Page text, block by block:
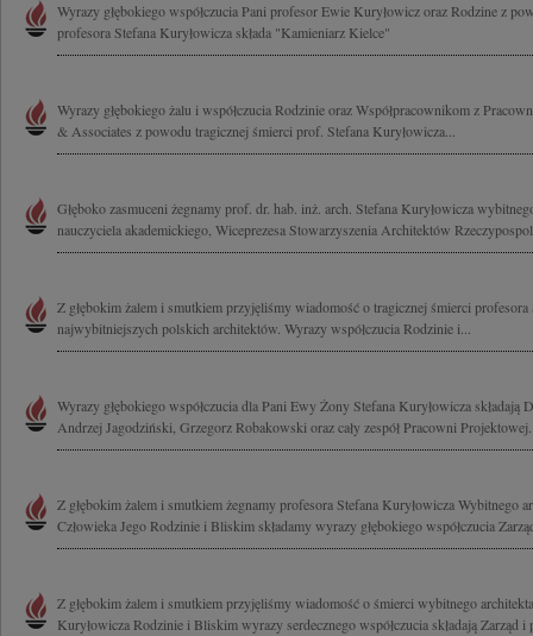
Wyrazy głębokiego współczucia Pani profesor Ewie Kuryłowicz oraz Rodzine z
profesora Stefana Kuryłowicza składa "Kamieniarz Kielce"
Wyrazy głębokiego żalu i współczucia Rodzinie oraz Współpracownikom z
& Associates z powodu tragicznej śmierci prof. Stefana Kuryłowicza...
Głęboko zasmuceni żegnamy prof. dr. hab. inż. arch. Stefana Kuryłowicza
nauczyciela akademickiego, Wiceprezesa Stowarzyszenia Architektów
Z głębokim żalem i smutkiem przyjęliśmy wiadomość o tragicznej śmierci
najwybitniejszych polskich architektów. Wyrazy współczucia Rodzinie i...
Wyrazy głębokiego współczucia dla Pani Ewy Żony Stefana Kuryłowicza składają
Andrzej Jagodziński, Grzegorz Robakowski oraz cały zespół Pracowni
Z głębokim żalem i smutkiem żegnamy profesora Stefana Kuryłowicza Wybitnego
Człowieka Jego Rodzinie i Bliskim składamy wyrazy głębokiego współczucia
Z głębokim żalem i smutkiem przyjęliśmy wiadomość o śmierci wybitnego
Kuryłowicza Rodzinie i Bliskim wyrazy serdecznego współczucia składają Zarząd i